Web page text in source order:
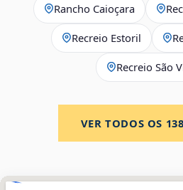
Rancho Caioçara
Recreio Estoril
Recreio São
VER TODOS OS 138